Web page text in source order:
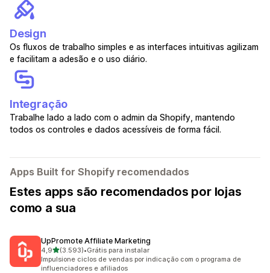
Design
Os fluxos de trabalho simples e as interfaces intuitivas agilizam
e facilitam a adesão e o uso diário.
Integração
Trabalhe lado a lado com o admin da Shopify, mantendo
todos os controles e dados acessíveis de forma fácil.
Apps Built for Shopify recomendados
Estes apps são recomendados por lojas
como a sua
UpPromote Affiliate Marketing
4,9de 5 estrelas
(3.593)
3593 avaliações ao todo
•Grátis para instalar
Impulsione ciclos de vendas por indicação com o programa de
influenciadores e afiliados